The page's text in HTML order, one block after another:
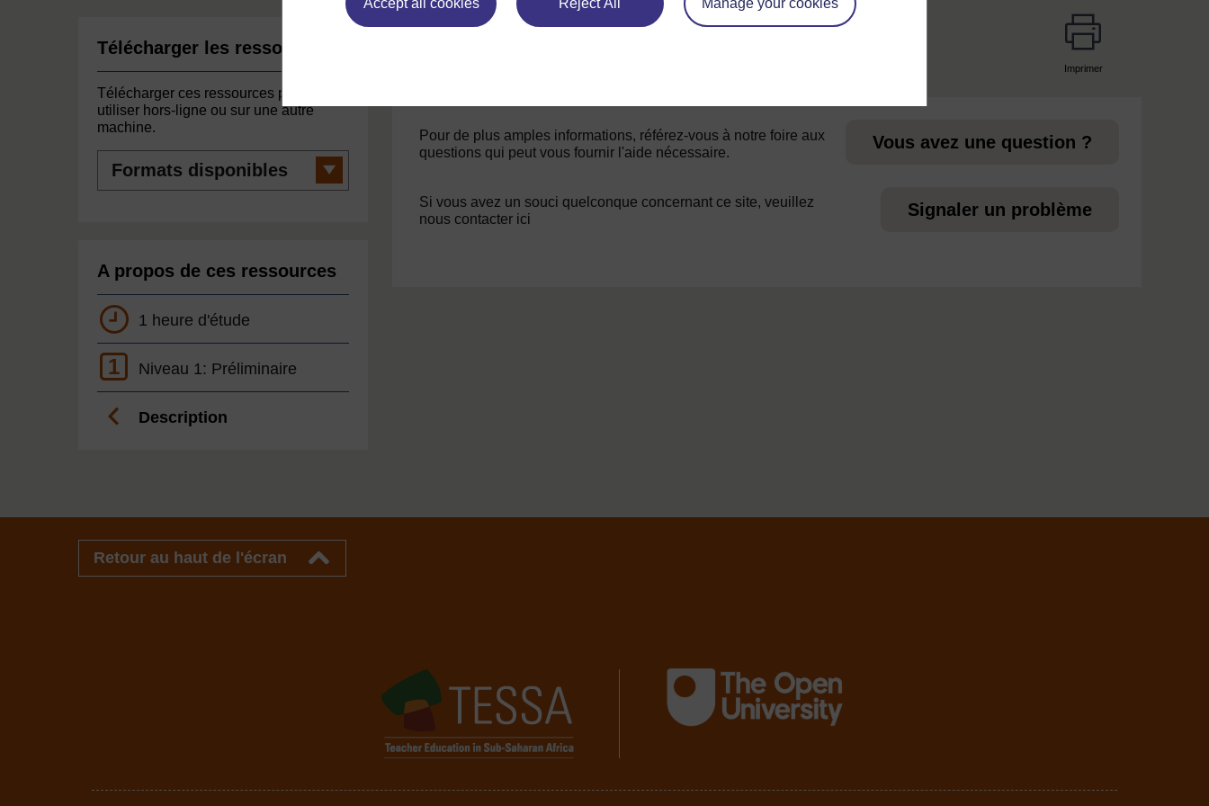
Accept all cookies Reject All Manage your cookies
Télécharger les ressources
Télécharger ces ressources pour les
utiliser hors-ligne ou sur une autre
machine.
disponibles
A propos de ces ressources
1 heure d'étude
1 Niveau 1: Préliminaire
Description
Imprimer
Pour de plus amples informations, référez-vous à notre foire aux
questions qui peut vous fournir l'aide nécessaire.
Vous avez une question ?
Si vous avez un souci quelconque concernant ce site, veuillez
nous contacter ici
Signaler un problème
Retour au haut de l'écran